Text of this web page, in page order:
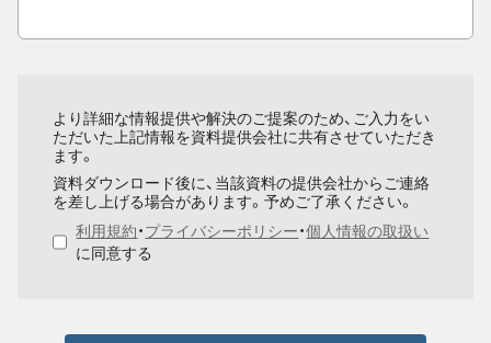
より詳細な情報提供や解決のご提案のため、ご入力をい
ただいた上記情報を資料提供会社に共有させていただき
ます。
資料ダウンロード後に、当該資料の提供会社からご連絡
を差し上げる場合があります。予めご了承ください。
利用規約・プライバシーポリシー・個人情報の取扱い
に同意する